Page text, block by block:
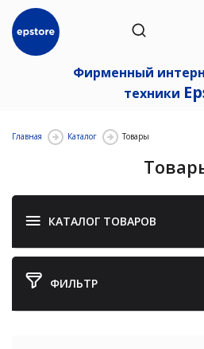
Фирменный
техники
Главная Каталог Товары
КАТАЛОГ ТОВАРОВ
ФИЛЬТР